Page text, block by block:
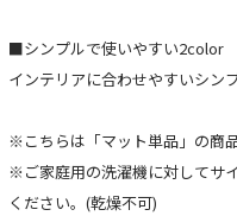
■シンプルで使いやすい2color
インテリアに合わせやすいシン
※こちらは「マット単品」の商
※ご家庭用の洗濯機に対してサ
ください。(乾燥不可)